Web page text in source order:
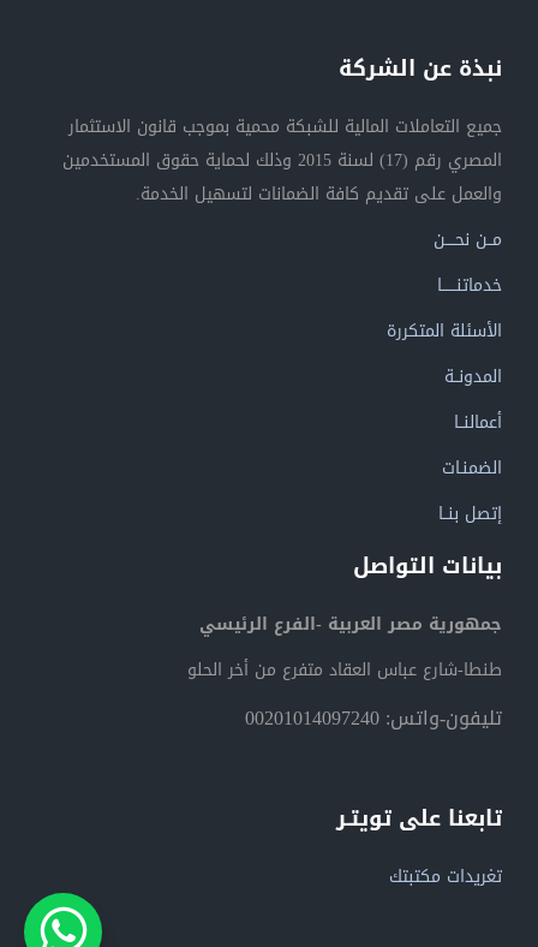
نبذة عن الشركة
جميع التعاملات المالية للشبكة محمية بموجب قانون الاستثمار
المصري رقم (17) لسنة 2015 وذلك لحماية حقوق المستخدمين
والعمل على تقديم كافة الضمانات لتسهيل الخدمة.
مــن نحــــن
خدماتنــــــا
الأسئلة المتكررة
المدونــة
أعمالنــا
الضمنـات
إتصل بنــا
بيانات التواصل
جمهورية مصر العربية -الفرع الرئيسي
طنطا-شارع عباس العقاد متفرع من أخر الحلو
تليفون-واتس: 00201014097240
تابعنا على تويتـر
تغريدات مكتبتك